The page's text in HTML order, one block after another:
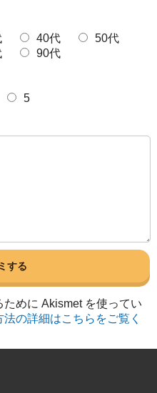
40代
50代
90代
5
めに Akismet を使ってい
の詳細はこちらをご覧く